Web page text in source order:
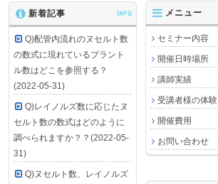
メニュー
セミナー内容
開催日時場所
講師実績
受講者様の体験
開催費用
お問い合わせ
新着記事 INFO
Q)配管内流れのヌセルト数
の数式に現れているプラント
ル数はどこを参照する？
(2022-05-31)
Q)レイノルズ数に応じたヌ
セルト数の数式はどのように
調べられますか？？(2022-05-
31)
Q)ヌセルト数、レイノルズ